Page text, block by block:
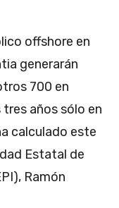
offshore en
generarán
700 en
años sólo en
calculado este
Estatal de
Ramón